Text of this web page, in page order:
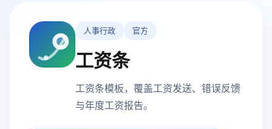
人事行政 官方
工资条
工资条模板，覆盖工资发送、错误反馈
与年度工资报告。